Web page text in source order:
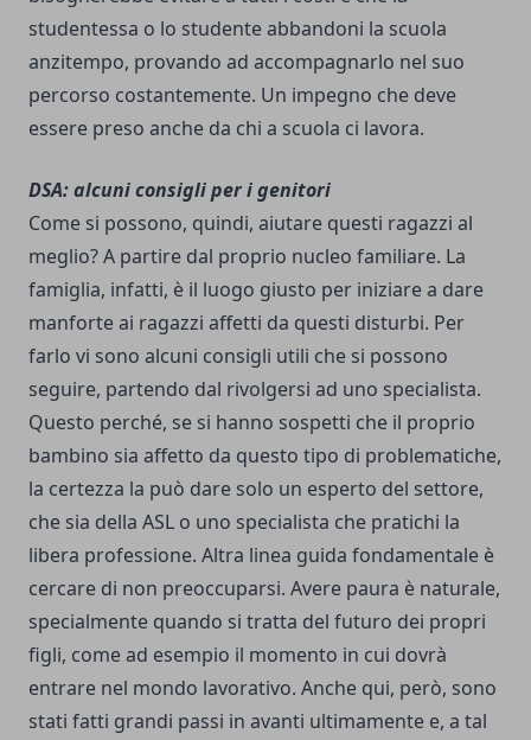
studentessa o lo studente abbandoni la scuola
anzitempo, provando ad accompagnarlo nel suo
percorso costantemente. Un impegno che deve
essere preso anche da chi a scuola ci lavora.
DSA: alcuni consigli per i genitori
Come si possono, quindi, aiutare questi ragazzi al
meglio? A partire dal proprio nucleo familiare. La
famiglia, infatti, è il luogo giusto per iniziare a dare
manforte ai ragazzi affetti da questi disturbi. Per
farlo vi sono alcuni consigli utili che si possono
seguire, partendo dal rivolgersi ad uno specialista.
Questo perché, se si hanno sospetti che il proprio
bambino sia affetto da questo tipo di problematiche,
la certezza la può dare solo un esperto del settore,
che sia della ASL o uno specialista che pratichi la
libera professione. Altra linea guida fondamentale è
cercare di non preoccuparsi. Avere paura è naturale,
specialmente quando si tratta del futuro dei propri
figli, come ad esempio il momento in cui dovrà
entrare nel mondo lavorativo. Anche qui, però, sono
stati fatti grandi passi in avanti ultimamente e, a tal